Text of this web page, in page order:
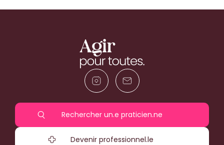
Rechercher un.e praticien.ne
Devenir professionnel.le